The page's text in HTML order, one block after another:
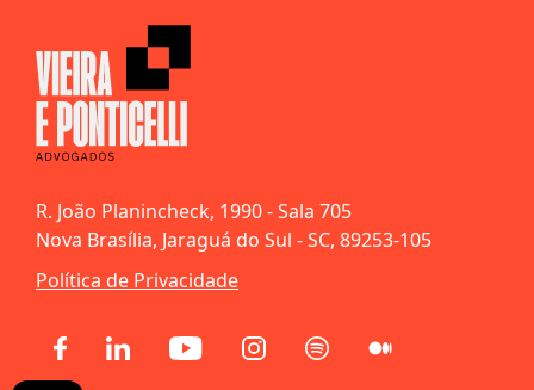
R. João Planincheck, 1990 - Sala 705
Nova Brasília, Jaraguá do Sul - SC, 89253-105
Política de Privacidade